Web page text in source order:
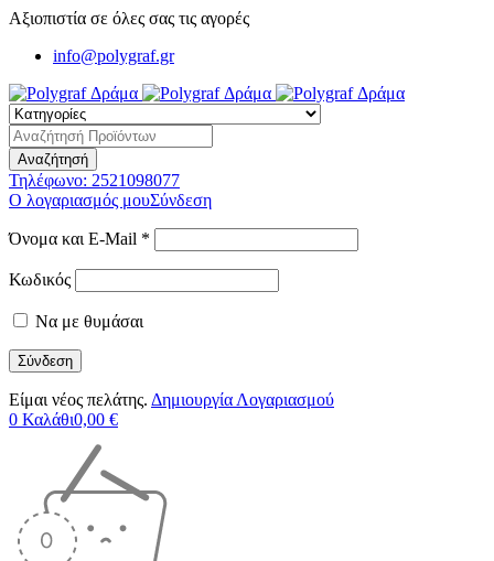
Αξιοπιστία σε όλες σας τις αγορές
info@polygraf.gr
Τηλέφωνο: 2521098077
Ο λογαριασμός μουΣύνδεση
Όνομα και E-Mail *
Κωδικός
Να με θυμάσαι
Είμαι νέος πελάτης. Δημιουργία Λογαριασμού
0 Καλάθι0,00 €